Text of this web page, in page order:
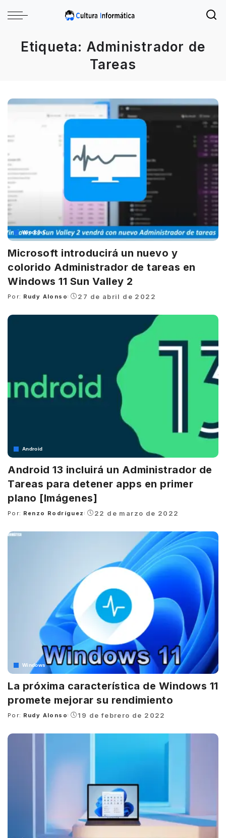
Etiqueta: Administrador de
Tareas
Windows
Microsoft introducirá un nuevo y
colorido Administrador de tareas en
Windows 11 Sun Valley 2
Posted
Por: Rudy Alonso 27 de abril de 2022
Android
Android 13 incluirá un Administrador de
Tareas para detener apps en primer
plano [Imágenes]
Posted
Por: Renzo Rodríguez 22 de marzo de 2022
Windows
La próxima característica de Windows 11
promete mejorar su rendimiento
Posted
Por: Rudy Alonso 19 de febrero de 2022